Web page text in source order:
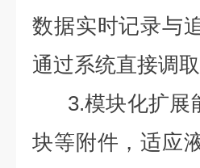
数据实时记录与
通过系统直接调
3.模块化扩展
块等附件，适应